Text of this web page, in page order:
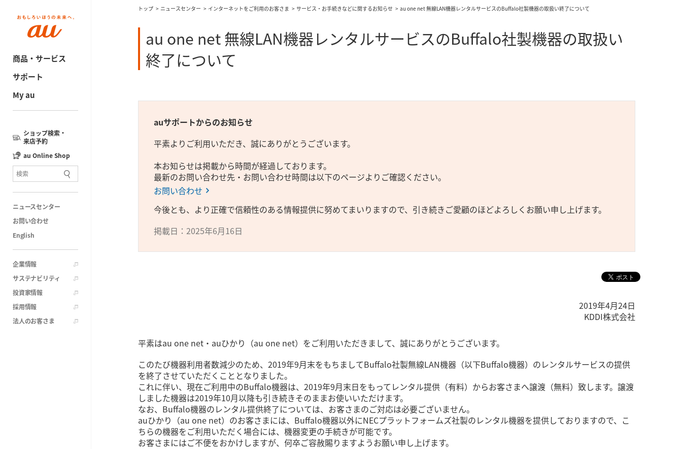
商品・サービス
サポート
My au
ショップ検索・
来店予約
au Online Shop
ニュースセンター
お問い合わせ
English
企業情報
サステナビリティ
投資家情報
採用情報
法人のお客さま
トップ ニュースセンター インターネットをご利用のお客さま サービス・お手続きなどに関するお知らせ au one net 無線LAN機器レンタルサービスのBuffalo社製機器の取扱い終了について
au one net 無線LAN機器レンタルサービスのBuffalo社製機器の取扱い
終了について
auサポートからのお知らせ
平素よりご利用いただき、誠にありがとうございます。
本お知らせは掲載から時間が経過しております。
最新のお問い合わせ先・お問い合わせ時間は以下のページよりご確認ください。
お問い合わせ
今後とも、より正確で信頼性のある情報提供に努めてまいりますので、引き続きご愛顧のほどよろしくお願い申し上げます。
掲載日：2025年6月16日
2019年4月24日
KDDI株式会社
平素はau one net・auひかり（au one net）をご利用いただきまして、誠にありがとうございます。
このたび機器利用者数減少のため、2019年9月末をもちましてBuffalo社製無線LAN機器（以下Buffalo機器）のレンタルサービスの提供
を終了させていただくこととなりました。
これに伴い、現在ご利用中のBuffalo機器は、2019年9月末日をもってレンタル提供（有料）からお客さまへ譲渡（無料）致します。譲渡
しました機器は2019年10月以降も引き続きそのままお使いいただけます。
なお、Buffalo機器のレンタル提供終了については、お客さまのご対応は必要ございません。
auひかり（au one net）のお客さまには、Buffalo機器以外にNECプラットフォームズ社製のレンタル機器を提供しておりますので、こ
ちらの機器をご利用いただく場合には、機器変更の手続きが可能です。
お客さまにはご不便をおかけしますが、何卒ご容赦賜りますようお願い申し上げます。